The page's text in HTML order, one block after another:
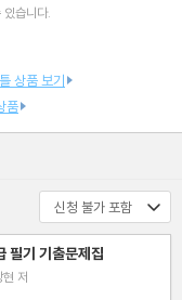
습니다.
상품 보기
품
기 기출문제집
저